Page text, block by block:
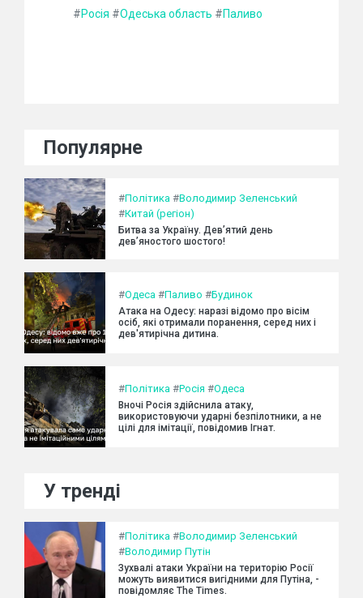
#Росія #Одеська область #Паливо
Популярне
#Політика #Володимир Зеленський
#Китай (регіон)
Битва за Україну. Дев’ятий день
дев’яностого шостого!
#Одеса #Паливо #Будинок
Атака на Одесу: наразі відомо про вісім
осіб, які отримали поранення, серед них і
дев'ятирічна дитина.
#Політика #Росія #Одеса
Вночі Росія здійснила атаку,
використовуючи ударні безпілотники, а не
цілі для імітації, повідомив Ігнат.
У тренді
#Політика #Володимир Зеленський
#Володимир Путін
Зухвалі атаки України на територію Росії
можуть виявитися вигідними для Путіна, -
повідомляє The Times.